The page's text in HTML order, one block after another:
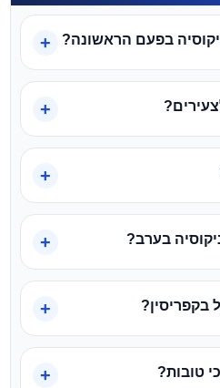
בפעם הראשונה?
בערב?
בקפריסין?
טובות?